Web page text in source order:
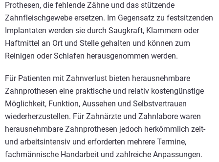
Prothesen, die fehlende Zähne und das stützende
Zahnfleischgewebe ersetzen. Im Gegensatz zu festsitzenden
Implantaten werden sie durch Saugkraft, Klammern oder
Haftmittel an Ort und Stelle gehalten und können zum
Reinigen oder Schlafen herausgenommen werden.
Für Patienten mit Zahnverlust bieten herausnehmbare
Zahnprothesen eine praktische und relativ kostengünstige
Möglichkeit, Funktion, Aussehen und Selbstvertrauen
wiederherzustellen. Für Zahnärzte und Zahnlabore waren
herausnehmbare Zahnprothesen jedoch herkömmlich zeit-
und arbeitsintensiv und erforderten mehrere Termine,
fachmännische Handarbeit und zahlreiche Anpassungen.